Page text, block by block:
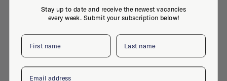
Stay up to date and receive the newest vacancies
every week. Submit your subscription below!
First name Last name
Email